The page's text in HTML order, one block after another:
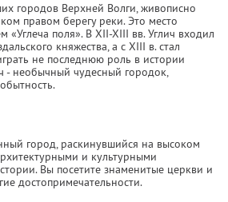
городов Верхней Волги, живописно
правом берегу реки. Это место
«Углеча поля». В XII-XIII вв. Углич входил
княжества, а с XIII в. стал
не последнюю роль в истории
- необычный чудесный городок,
город, раскинувшийся на высоком
и культурными
Вы посетите знаменитые церкви и
достопримечательности.